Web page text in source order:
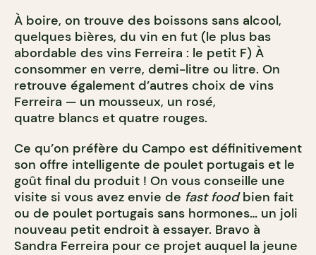
À boire, on trouve des boissons sans alcool,
quelques bières, du vin en fut (le plus bas
abordable des vins Ferreira : le petit F) À
consommer en verre, demi-litre ou litre. On
retrouve également d’autres choix de vins
Ferreira — un mousseux, un rosé,
quatre blancs et quatre rouges.
Ce qu’on préfère du Campo est définitivement
son offre intelligente de poulet portugais et le
goût final du produit ! On vous conseille une
visite si vous avez envie de fast foodbien fait
ou de poulet portugais sans hormones… un joli
nouveau petit endroit à essayer. Bravo à
Sandra Ferreira pour ce projet auquel la jeune